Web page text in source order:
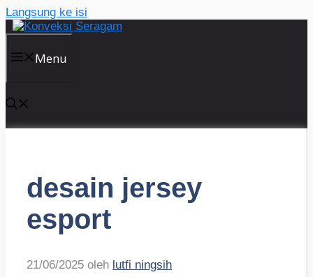
Langsung ke isi
Menu
desain jersey
esport
21/06/2025 oleh lutfi ningsih